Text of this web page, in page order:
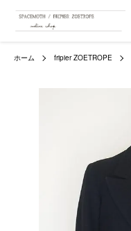
ホーム fripier ZOETROPE